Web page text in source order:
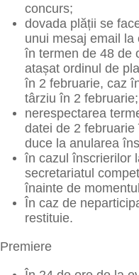
concurs;
dovada plății se
unui mesaj email
în termen de 48 de
atașat ordinul de
în 2 februarie, caz
târziu în 2
nerespectarea
datei de 2
duce la anularea
în cazul înscrierilor
secretariatul
înainte de
În caz de
restituie.
Premiere